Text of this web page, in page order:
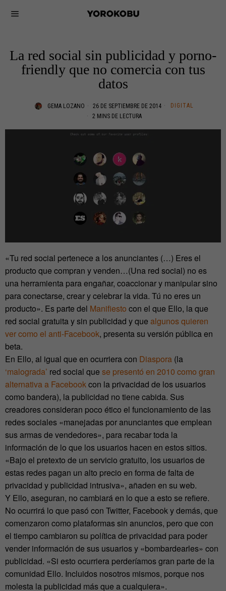
La red social sin publicidad y porno-
friendly que no comercia con tus
datos
GEMA LOZANO 26 DE SEPTIEMBRE DE 2014
DIGITAL
2 MINS DE LECTURA
«Tu red social pertenece a los anunciantes (…) Eres el
producto que compran y venden…(Una red social) no es
una herramienta para engañar, coaccionar y manipular sino
para conectarse, crear y celebrar la vida. Tú no eres un
producto». Es parte del Manifiesto con el que Ello, la que
red social gratuita y sin publicidad y que algunos quieren
ver como el anti-Facebook, presenta su versión pública en
beta.
En Ello, al igual que en ocurriera con Diaspora (la
‘malograda’ red social que se presentó en 2010 como gran
alternativa a Facebookcon la privacidad de los usuarios
como bandera), la publicidad no tiene cabida. Sus
creadores consideran poco ético el funcionamiento de las
redes sociales «manejadas por anunciantes que emplean
sus armas de vendedores», para recabar toda la
información de lo que los usuarios hacen en estos sitios.
«Bajo el pretexto de un servicio gratuito, los usuarios de
estas redes pagan un alto precio en forma de falta de
privacidad y publicidad intrusiva», añaden en su web.
Y Ello, aseguran, no cambiará en lo que a esto se refiere.
No ocurrirá lo que pasó con Twitter, Facebook y demás, que
comenzaron como plataformas sin anuncios, pero que con
el tiempo cambiaron su política de privacidad para poder
vender información de sus usuarios y «bombardearles» con
publicidad. «Si esto ocurriera perderíamos gran parte de la
comunidad Ello. Incluidos nosotros mismos, porque nos
molesta la publicidad más que a cualquiera».